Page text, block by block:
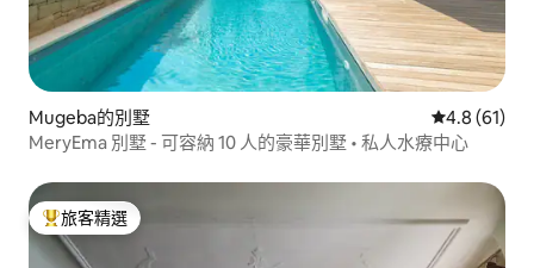
Mugeba的別墅 從 61 則評
4.8 (61)
MeryEma 別墅 - 可容納 10 人的豪華別墅 • 私人水療中心
旅客精選榜首
旅客精選